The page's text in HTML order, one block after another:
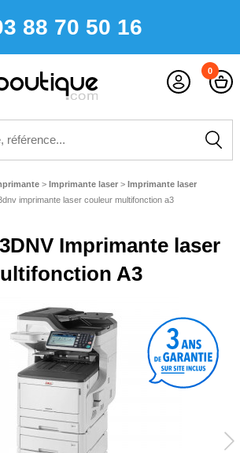
88 70 50 16
0
> Imprimante laser > Imprimante laser
imprimante laser couleur multifonction a3
Imprimante laser
A3